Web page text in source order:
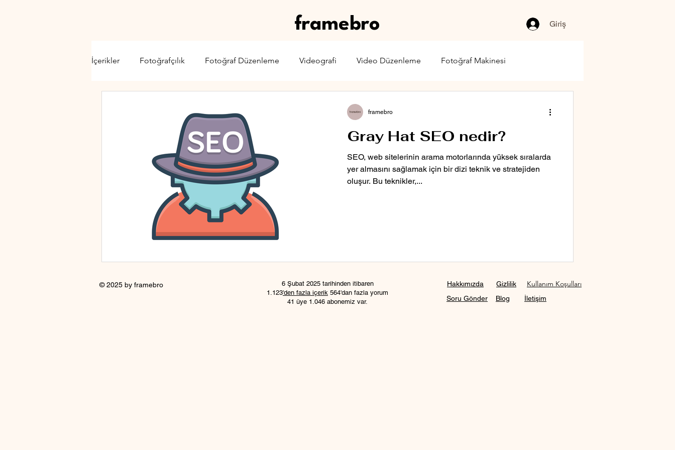
framebro Giriş
İçerikler Fotoğrafçılık Fotoğraf Düzenleme Videografi Video Düzenleme Fotoğraf Makinesi
Gray Hat SEO nedir?
SEO, web sitelerinin arama motorlarında yüksek sıralarda
yer almasını sağlamak için bir dizi teknik ve stratejiden
oluşur. Bu teknikler,...
framebro
© 2025 by framebro
6 Şubat 2025 tarihinden itibaren
1.123'den fazla içerik 564'dan fazla yorum
41 üye 1.046 abonemiz var.
Hakkımızda
Soru Gönder
Gizlilik
Blog
Kullanım Koşulları
İletişim